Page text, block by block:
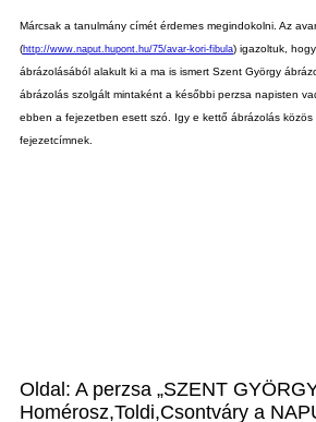
Márcsak a tanulmány címét érdemes megindokolni. Az
(http://www.naput.hupont.hu/75/avar-kori-fibula) igazoltuk,
ábrázolásából alakult ki a ma is ismert Szent György
ábrázolás szolgált mintaként a későbbi perzsa napisten
ebben a fejezetben esett szó. Igy e kettő ábrázolás
fejezetcímnek.
Oldal: A perzsa „SZENT
Homérosz,Toldi,Csontváry a